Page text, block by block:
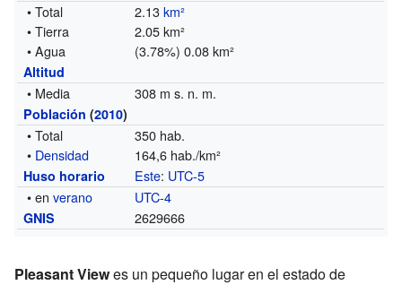
• Total 2.13km²
• Tierra
2.05 km²
• Agua
(3.78%) 0.08 km²
Altitud
• Media 308 m s. n. m.
Población (2010)
• Total
350 hab.
• Densidad 164,6 hab./km²
Huso horario Este: UTC-5
• enverano UTC-4
GNIS 2629666
Pleasant Viewes un pequeño lugar en el estado de